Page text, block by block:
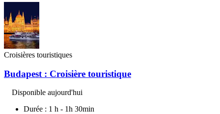
Croisières touristiques
Budapest : Croisière touristique
Disponible aujourd'hui
Durée : 1 h - 1h 30min